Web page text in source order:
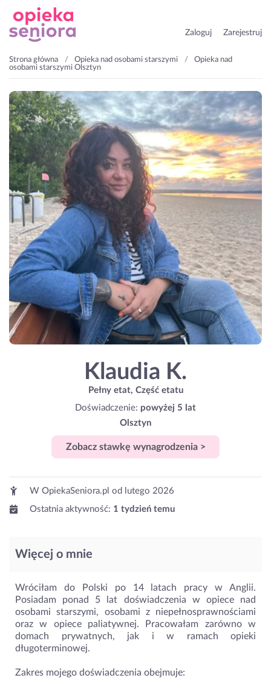
Zaloguj Zarejestruj
Strona główna Opieka nad osobami starszymi
Opieka nad
osobami starszymi Olsztyn
Klaudia K.
Pełny etat, Część etatu
Doświadczenie: powyżej 5 lat
Olsztyn
Zobacz stawkę wynagrodzenia >
W OpiekaSeniora.pl od
lutego 2026
Ostatnia aktywność: 1 tydzień temu
Więcej o mnie
Wróciłam do Polski po 14 latach pracy w Anglii.
Posiadam ponad 5 lat doświadczenia w opiece nad
osobami starszymi, osobami z niepełnosprawnościami
oraz w opiece paliatywnej. Pracowałam zarówno w
domach prywatnych, jak i w ramach opieki
długoterminowej.
Zakres mojego doświadczenia obejmuje: